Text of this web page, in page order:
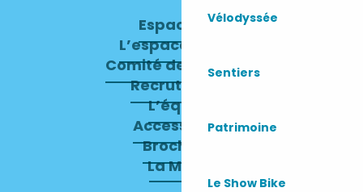
Vélodyssée
Sentiers
Patrimoine
Le Show Bike
Espace pro
L’espace presse
Comité de direction
Recrutement
L’équipe
Accessibilité
Brochures
La Mairie